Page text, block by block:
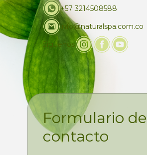
+57 3214508588
info@naturalspa.com.co
Siguenos
Formulario de
contacto